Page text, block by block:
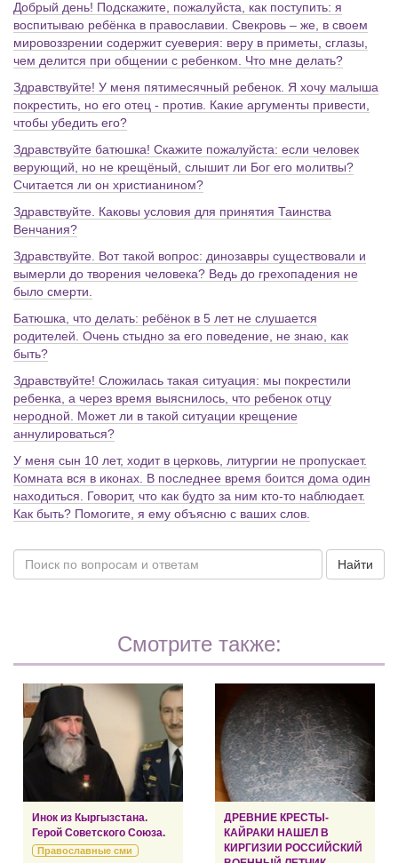
Добрый день! Подскажите, пожалуйста, как поступить: я
воспитываю ребёнка в православии. Свекровь – же, в своем
мировоззрении содержит суеверия: веру в приметы, сглазы,
чем делится при общении с ребенком. Что мне делать?
Здравствуйте! У меня пятимесячный ребенок. Я хочу малыша
покрестить, но его отец - против. Какие аргументы привести,
чтобы убедить его?
Здравствуйте батюшка! Скажите пожалуйста: если человек
верующий, но не крещёный, слышит ли Бог его молитвы?
Считается ли он христианином?
Здравствуйте. Каковы условия для принятия Таинства
Венчания?
Здравствуйте. Вот такой вопрос: динозавры существовали и
вымерли до творения человека? Ведь до грехопадения не
было смерти.
Батюшка, что делать: ребёнок в 5 лет не слушается
родителей. Очень стыдно за его поведение, не знаю, как
быть?
Здравствуйте! Сложилась такая ситуация: мы покрестили
ребенка, а через время выяснилось, что ребенок отцу
неродной. Может ли в такой ситуации крещение
аннулироваться?
У меня сын 10 лет, ходит в церковь, литургии не пропускает.
Комната вся в иконах. В последнее время боится дома один
находиться. Говорит, что как будто за ним кто-то наблюдает.
Как быть? Помогите, я ему объясню с ваших слов.
Найти
Смотрите также:
Инок из Кыргызстана.
Герой Советского Союза.
Православные сми
ДРЕВНИЕ КРЕСТЫ-
КАЙРАКИ НАШЕЛ В
КИРГИЗИИ РОССИЙСКИЙ